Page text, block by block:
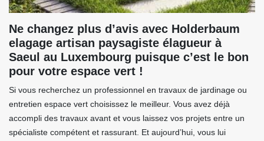
Ne changez plus d’avis avec Holderbaum
elagage artisan paysagiste élagueur à
Saeul au Luxembourg puisque c’est le bon
pour votre espace vert !
Si vous recherchez un professionnel en travaux de jardinage ou
entretien espace vert choisissez le meilleur. Vous avez déjà
accompli des travaux avant et vous laissez vos projets entre un
spécialiste compétent et rassurant. Et aujourd’hui, vous lui